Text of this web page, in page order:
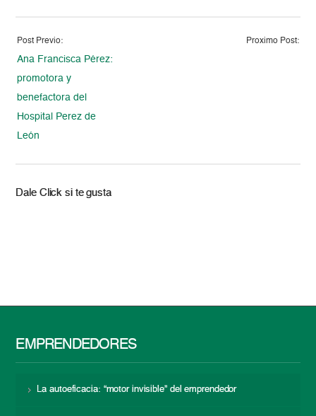
Post Previo:
Ana Francisca Pérez:
promotora y
benefactora del
Hospital Perez de
León
Proximo Post:
Dale Click si te gusta
EMPRENDEDORES
La autoeficacia: “motor invisible” del emprendedor